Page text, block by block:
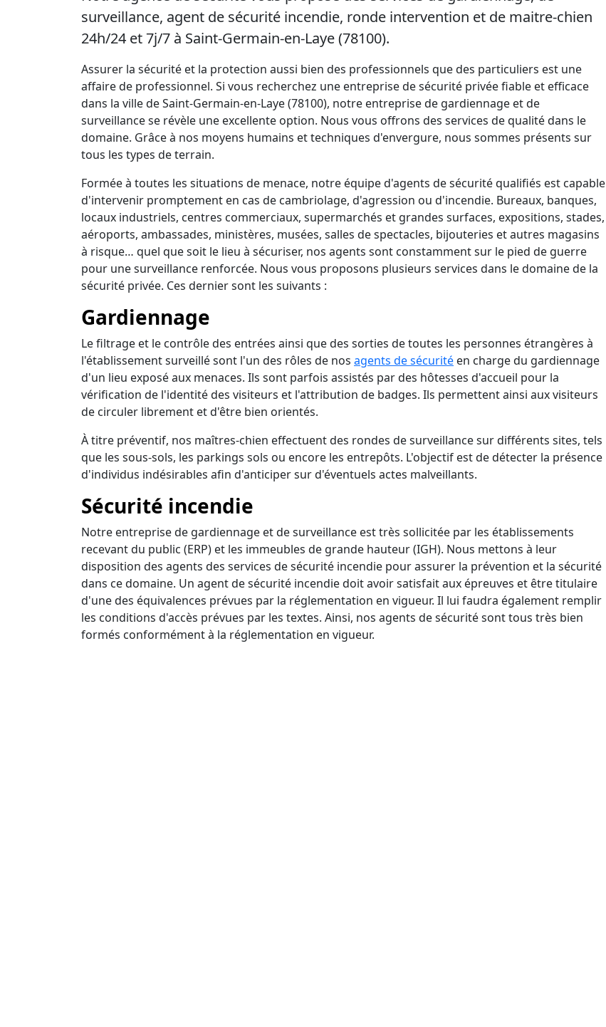
surveillance, agent de sécurité incendie, ronde intervention et de maitre-chien
24h/24 et 7j/7 à Saint-Germain-en-Laye (78100).
Assurer la sécurité et la protection aussi bien des professionnels que des particuliers est une
affaire de professionnel. Si vous recherchez une entreprise de sécurité privée fiable et efficace
dans la ville de Saint-Germain-en-Laye (78100), notre entreprise de gardiennage et de
surveillance se révèle une excellente option. Nous vous offrons des services de qualité dans le
domaine. Grâce à nos moyens humains et techniques d'envergure, nous sommes présents sur
tous les types de terrain.
Formée à toutes les situations de menace, notre équipe d'agents de sécurité qualifiés est capable
d'intervenir promptement en cas de cambriolage, d'agression ou d'incendie. Bureaux, banques,
locaux industriels, centres commerciaux, supermarchés et grandes surfaces, expositions, stades,
aéroports, ambassades, ministères, musées, salles de spectacles, bijouteries et autres magasins
à risque… quel que soit le lieu à sécuriser, nos agents sont constamment sur le pied de guerre
pour une surveillance renforcée. Nous vous proposons plusieurs services dans le domaine de la
sécurité privée. Ces dernier sont les suivants :
Gardiennage
Le filtrage et le contrôle des entrées ainsi que des sorties de toutes les personnes étrangères à
l'établissement surveillé sont l'un des rôles de nos agents de sécurité en charge du gardiennage
d'un lieu exposé aux menaces. Ils sont parfois assistés par des hôtesses d'accueil pour la
vérification de l'identité des visiteurs et l'attribution de badges. Ils permettent ainsi aux visiteurs
de circuler librement et d'être bien orientés.
À titre préventif, nos maîtres-chien effectuent des rondes de surveillance sur différents sites, tels
que les sous-sols, les parkings sols ou encore les entrepôts. L'objectif est de détecter la présence
d'individus indésirables afin d'anticiper sur d'éventuels actes malveillants.
Sécurité incendie
Notre entreprise de gardiennage et de surveillance est très sollicitée par les établissements
recevant du public (ERP) et les immeubles de grande hauteur (IGH). Nous mettons à leur
disposition des agents des services de sécurité incendie pour assurer la prévention et la sécurité
dans ce domaine. Un agent de sécurité incendie doit avoir satisfait aux épreuves et être titulaire
d'une des équivalences prévues par la réglementation en vigueur. Il lui faudra également remplir
les conditions d'accès prévues par les textes. Ainsi, nos agents de sécurité sont tous très bien
formés conformément à la réglementation en vigueur.